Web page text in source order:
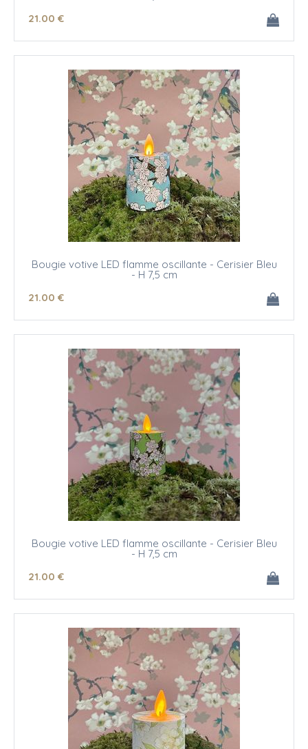
21.00 €
Bougie votive LED flamme oscillante - Cerisier Bleu
- H 7,5 cm
21.00 €
Bougie votive LED flamme oscillante - Cerisier Bleu
- H 7,5 cm
21.00 €